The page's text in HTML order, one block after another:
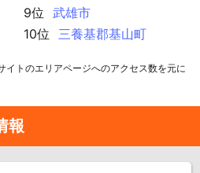
9位
武雄市
10位
三養基郡基山町
イトのエリアページへのアクセス数を元に
報